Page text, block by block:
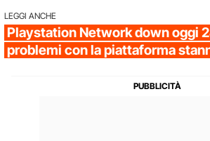
LEGGI ANCHE
Playstation Network down oggi
problemi con la piattaforma